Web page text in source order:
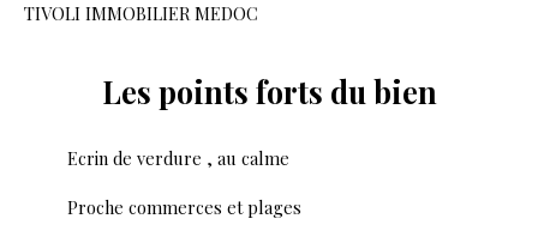
TIVOLI IMMOBILIER MEDOC
Les points forts du bien
Ecrin de verdure , au calme
Proche commerces et plages